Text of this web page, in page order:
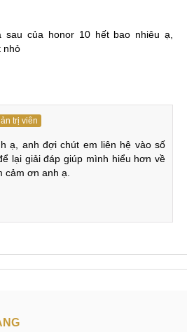
Q. Cầu Giấy
Khải, Quận 1
Phong, Quận 10
sau của honor 10 hết bao nhiêu ạ,
nhỏ
trị viên
ạ, anh đợi chút em liên hệ vào số
lại giải đáp giúp mình hiểu hơn về
cảm ơn anh ạ.